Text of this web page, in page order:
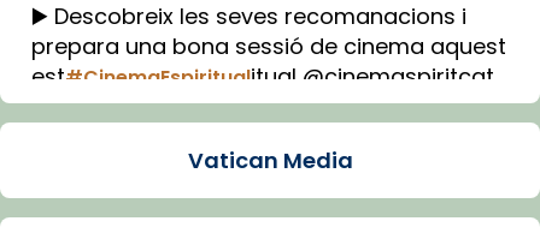
▶️ Descobreix les seves recomanacions i
prepara una bona sessió de cinema aquest
est#CinemaEspiritualitual @cinemaspiritcat
Imatge: Generada amb IA (OpenAI)
Vatican Media